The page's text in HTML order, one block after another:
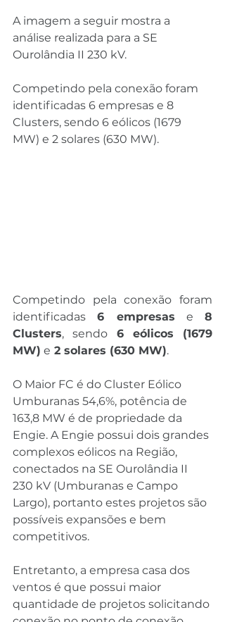
A imagem a seguir mostra a
análise realizada para a SE
Ourolândia II 230 kV.
Competindo pela conexão foram
identificadas 6 empresas e 8
Clusters, sendo 6 eólicos (1679
MW) e 2 solares (630 MW).
Competindo pela conexão foram
identificadas 6 empresas e 8
Clusters, sendo 6 eólicos (1679
MW) e 2 solares (630 MW).
O Maior FC é do Cluster Eólico
Umburanas 54,6%, potência de
163,8 MW é de propriedade da
Engie. A Engie possui dois grandes
complexos eólicos na Região,
conectados na SE Ourolândia II
230 kV (Umburanas e Campo
Largo), portanto estes projetos são
possíveis expansões e bem
competitivos.
Entretanto, a empresa casa dos
ventos é que possui maior
quantidade de projetos solicitando